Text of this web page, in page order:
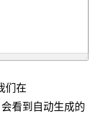
们在
看到自动生成的